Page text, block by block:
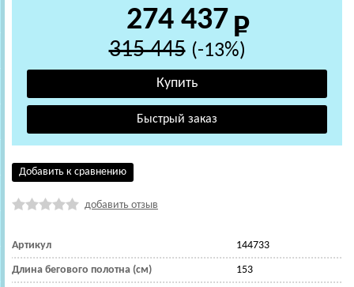
274 437
315 445 (-13%)
Добавить к сравнению
добавить отзыв
Артикул 144733
Длина бегового полотна (см) 153